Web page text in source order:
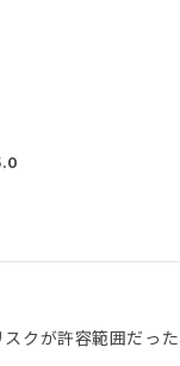
クが許容範囲だっ